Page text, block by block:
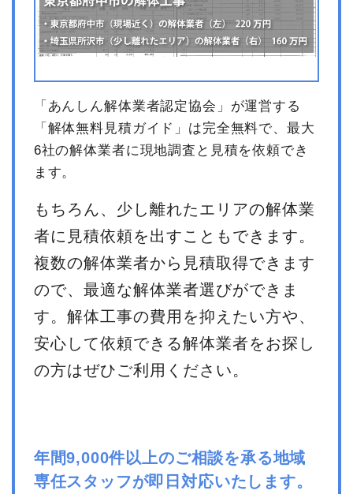
「あんしん解体業者認定協会」が運営する
「解体無料見積ガイド」は完全無料で、最大
6社の解体業者に現地調査と見積を依頼でき
ます。
もちろん、少し離れたエリアの解体業
者に見積依頼を出すこともできます。
複数の解体業者から見積取得できます
ので、最適な解体業者選びができま
す。解体工事の費用を抑えたい方や、
安心して依頼できる解体業者をお探し
の方はぜひご利用ください。
年間9,000件以上のご相談を承る地域
専任スタッフが即日対応いたします。